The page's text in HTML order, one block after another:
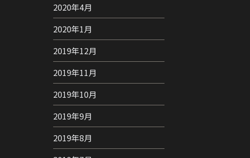
2020年4月
2020年1月
2019年12月
2019年11月
2019年10月
2019年9月
2019年8月